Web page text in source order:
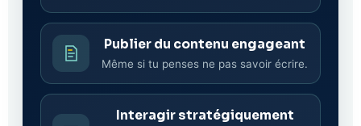
Publier du contenu engageant
Même si tu penses ne pas savoir écrire.
Interagir stratégiquement